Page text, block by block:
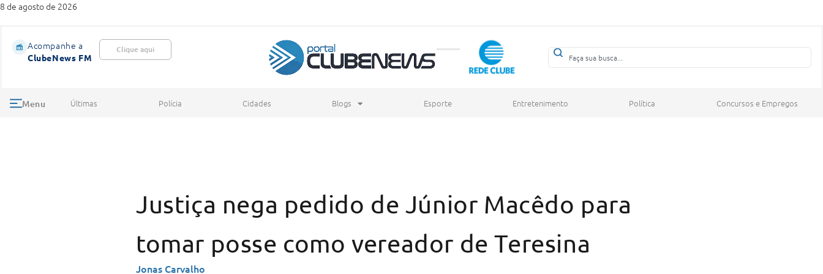
8 de agosto de 2026
Acompanhe a
ClubeNews FM
Clique aqui
Menu Últimas Polícia Cidades Blogs Esporte Entretenimento Política Concursos e Empregos
Justiça nega pedido de Júnior Macêdo para
tomar posse como vereador de Teresina
Jonas Carvalho